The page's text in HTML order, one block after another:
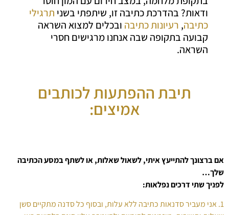
ודאות? בהדרכת כתיבה זו, שיתפתי בשני תרגילי
כתיבה, רעיונות כתיבה ובכלים למצוא השראה
קבועה בתקופה שבה אנחנו מרגישים חסרי
השראה.
תיבת ההפתעות לכותבים
אמיצים:
אם ברצונך להתייעץ איתי, לשאול שאלות, או לשתף במסע הכתיבה
שלך…
לפניך שתי דרכים נפלאות:
1. אני מעביר סדנאות כתיבה ללא עלות, ובסוף כל סדנה מתקיים סשן